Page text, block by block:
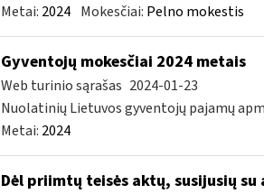
Metai: 2024 Mokesčiai: Pelno mokestis
Gyventojų mokesčiai 2024 metais
Web turinio sąrašas 2024-01-23
Nuolatinių Lietuvos gyventojų pajamų
Metai: 2024
Dėl priimtų teisės aktų, susijusių